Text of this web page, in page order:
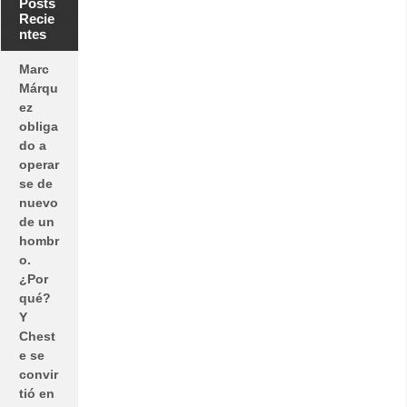
Recie
ntes
Marc
Márqu
ez
obliga
do a
operar
se de
nuevo
de un
hombr
o.
¿Por
qué?
Y
Chest
e se
convir
tió en